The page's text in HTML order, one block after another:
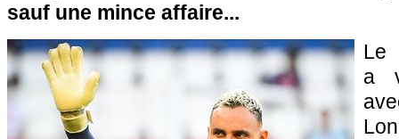
sauf une mince affaire...
Le
a